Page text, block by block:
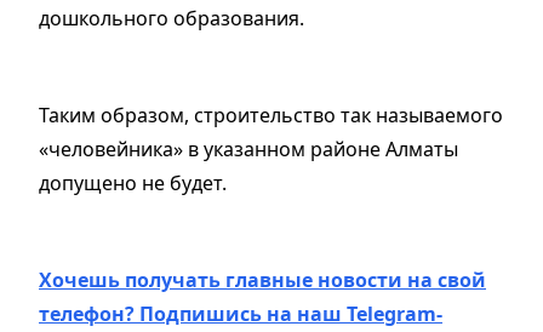
дошкольного образования.
Таким образом, строительство так называемого
«человейника» в указанном районе Алматы
допущено не будет.
Хочешь получать главные новости на свой
телефон? Подпишись на наш Telegram-